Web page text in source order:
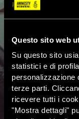
Questo sito web
Su questo sito
statistici e di
personalizzazione
terze parti.
ricevere tutti i
"Mostra dettagli"